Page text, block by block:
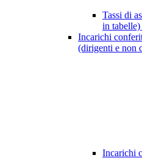
Tassi di
in tabelle)
Incarichi
(dirigenti e non
Incarichi